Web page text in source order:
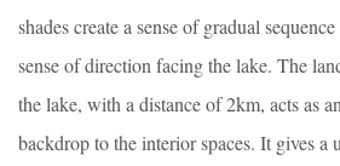
shades create a sense of gradual
sense of direction facing the lake. The
the lake, with a distance of 2km, acts as
backdrop to the interior spaces. It gives a